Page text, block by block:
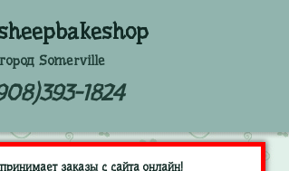
город Somerville
1824
заказы с сайта онлайн!